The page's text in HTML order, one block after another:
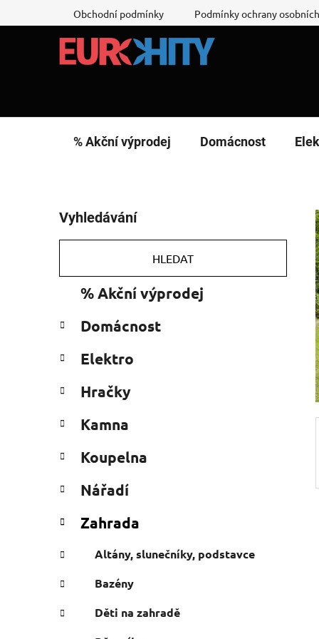
na
Obchodní podmínky Podmínky ochrany
% Akční výprodej Domácnost
o
s
r
n
í
a
e
Vyhledávání
HLEDAT
kategorie
e
o
i
% Akční výprodej
Domácnost
Elektro
Hračky
Kamna
Koupelna
Nářadí
Zahrada
Altány, slunečníky, podstavce
Bazény
Děti na zahradě